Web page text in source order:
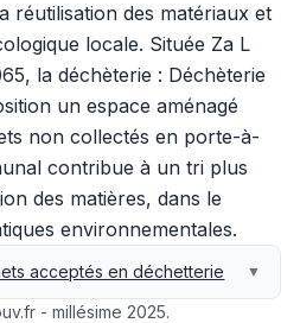
réutilisation des matériaux et
locale. Située Za L
la déchèterie : Déchèterie
un espace aménagé
non collectés en porte-à-
contribue à un tri plus
des matières, dans le
environnementales.
acceptés en déchetterie ▼
- millésime 2025.